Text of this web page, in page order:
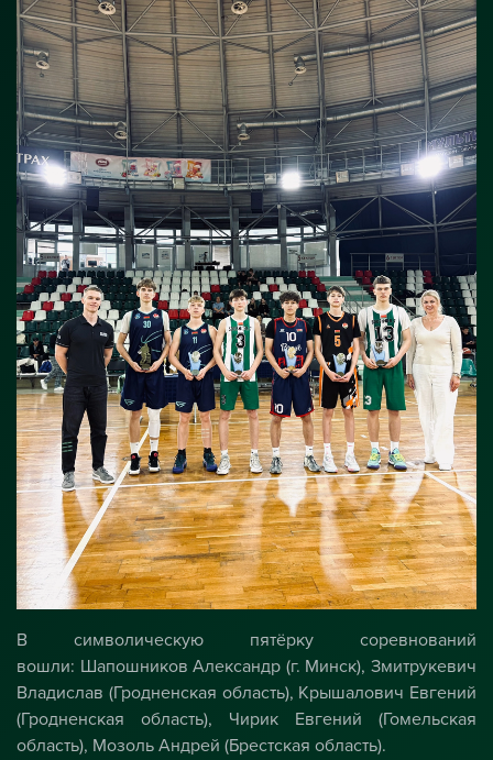
В символическую пятёрку соревнований
вошли: Шапошников Александр (г. Минск), Змитрукевич
Владислав (Гродненская область), Крышалович Евгений
(Гродненская область), Чирик Евгений (Гомельская
область), Мозоль Андрей (Брестская область).